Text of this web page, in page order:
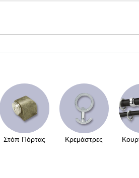
Στόπ Πόρτας Κρεμάστρες